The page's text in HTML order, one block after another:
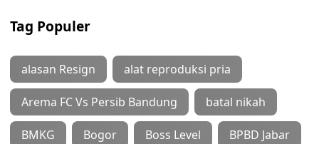
Tag Populer
alasan Resign alat reproduksi pria
Arema FC Vs Persib Bandung batal nikah
BMKG Bogor Boss Level BPBD Jabar